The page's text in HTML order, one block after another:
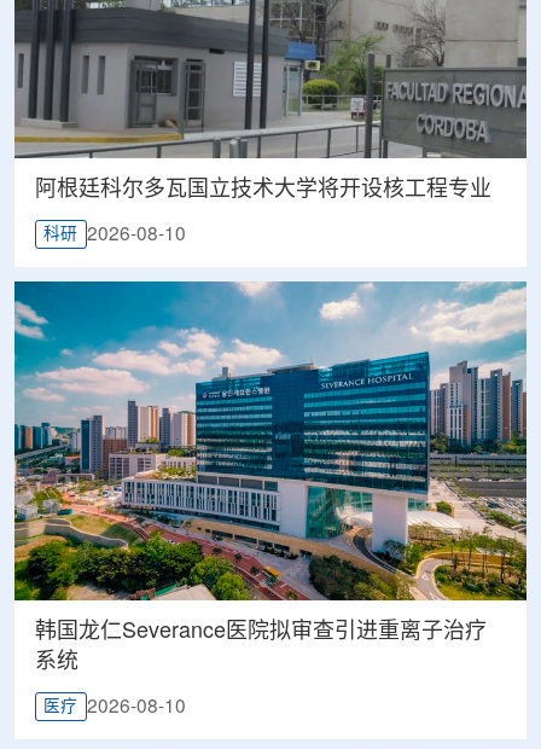
阿根廷科尔多瓦国立技术大学将开设核工程专业
科研 2026-08-10
韩国龙仁Severance医院拟审查引进重离子治疗
系统
医疗 2026-08-10